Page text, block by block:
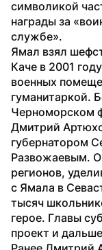
символикой
награды за
службе».
Ямал взял
Каче в 2001
военных
гуманитаркой.
Черноморском
Дмитрий
губернатором
Развожаевым.
регионов,
с Ямала в
тысяч
герое. Главы
проект и